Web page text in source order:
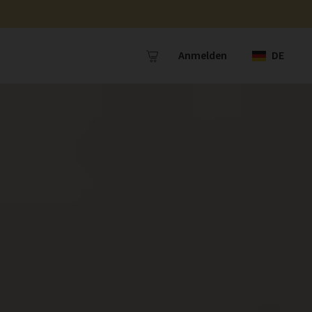
Anmelden DE